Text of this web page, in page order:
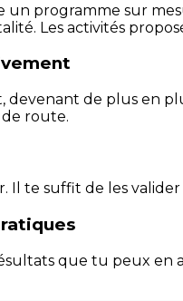
un programme sur
Les activités
devenant de plus en
route.
Il te suffit de les
que tu peux en